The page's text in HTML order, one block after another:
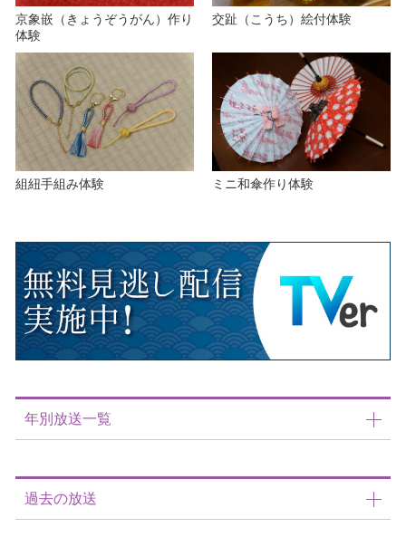
京象嵌（きょうぞうがん）作り
体験
交趾（こうち）絵付体験
組紐手組み体験 ミニ和傘作り体験
年別放送一覧
過去の放送